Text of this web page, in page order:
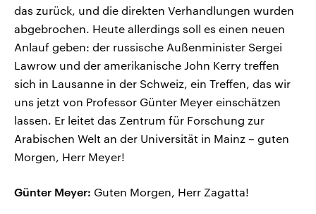
das zurück, und die direkten Verhandlungen wurden
abgebrochen. Heute allerdings soll es einen neuen
Anlauf geben: der russische Außenminister Sergei
Lawrow und der amerikanische John Kerry treffen
sich in Lausanne in der Schweiz, ein Treffen, das wir
uns jetzt von Professor Günter Meyer einschätzen
lassen. Er leitet das Zentrum für Forschung zur
Arabischen Welt an der Universität in Mainz – guten
Morgen, Herr Meyer!
Günter Meyer: Guten Morgen, Herr Zagatta!